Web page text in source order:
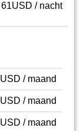
61USD / nacht
/ maand
/ maand
/ maand